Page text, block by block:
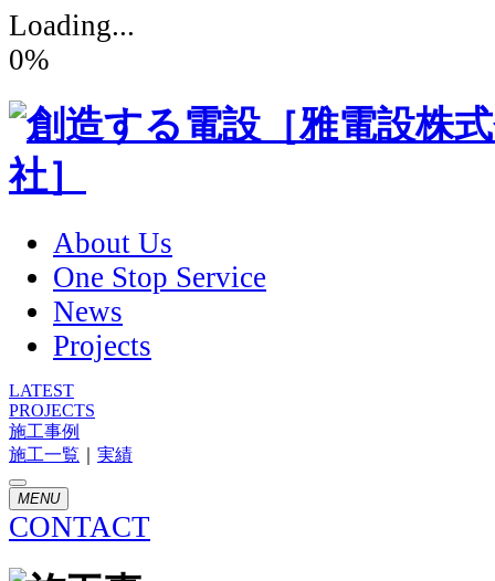
Loading...
0%
About Us
One Stop Service
News
Projects
LATEST
PROJECTS
施工事例
施工一覧
実績
MENU
CONTACT